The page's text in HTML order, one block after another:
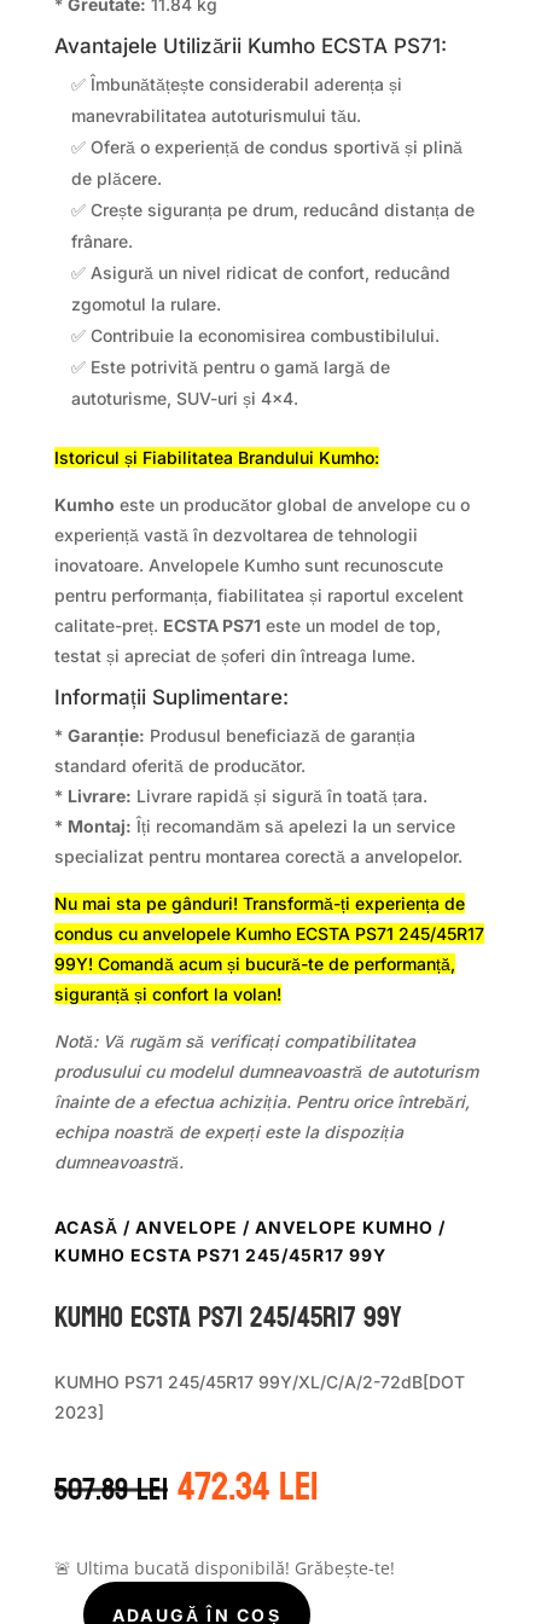
* Greutate: 11.84 kg
Avantajele Utilizării Kumho ECSTA PS71:
✅ Îmbunătățește considerabil aderența și
manevrabilitatea autoturismului tău.
✅ Oferă o experiență de condus sportivă și plină
de plăcere.
✅ Crește siguranța pe drum, reducând distanța de
frânare.
✅ Asigură un nivel ridicat de confort, reducând
zgomotul la rulare.
✅ Contribuie la economisirea combustibilului.
✅ Este potrivită pentru o gamă largă de
autoturisme, SUV-uri și 4×4.
Istoricul și Fiabilitatea Brandului Kumho:
Kumho este un producător global de anvelope cu o
experiență vastă în dezvoltarea de tehnologii
inovatoare. Anvelopele Kumho sunt recunoscute
pentru performanța, fiabilitatea și raportul excelent
calitate-preț. ECSTA PS71 este un model de top,
testat și apreciat de șoferi din întreaga lume.
Informații Suplimentare:
* Garanție: Produsul beneficiază de garanția
standard oferită de producător.
* Livrare: Livrare rapidă și sigură în toată țara.
* Montaj: Îți recomandăm să apelezi la un service
specializat pentru montarea corectă a anvelopelor.
Nu mai sta pe gânduri! Transformă-ți experiența de
condus cu anvelopele Kumho ECSTA PS71 245/45R17
99Y! Comandă acum și bucură-te de performanță,
siguranță și confort la volan!
Notă: Vă rugăm să verificați compatibilitatea
produsului cu modelul dumneavoastră de autoturism
înainte de a efectua achiziția. Pentru orice întrebări,
echipa noastră de experți este la dispoziția
dumneavoastră.
ACASĂ / ANVELOPE / ANVELOPE KUMHO /
KUMHO ECSTA PS71 245/45R17 99Y
Kumho ECSTA PS71 245/45R17 99Y
KUMHO PS71 245/45R17 99Y/XL/C/A/2-72dB[DOT
2023]
507.89leiPrețul
inițial
fost:
507.89 lei.
472.34leiPrețul
curent
472.34 lei.
🚨 Ultima bucată disponibilă! Grăbește-te!
ADAUGĂ ÎN COȘ